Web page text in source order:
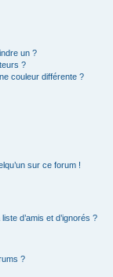
un ?
?
couleur différente ?
sur ce forum !
d’amis et d’ignorés ?
?